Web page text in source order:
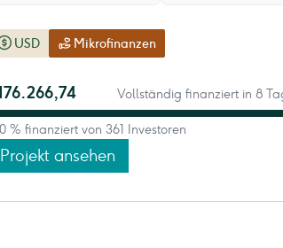
USD Mikrofinanzen
Vollständig finanziert in 8
% finanziert von 361 Investoren
Projekt ansehen